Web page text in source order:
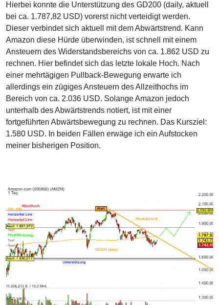
Hierbei konnte die Unterstützung des GD200 (daily, aktuell
bei ca. 1.787,82 USD) vorerst nicht verteidigt werden.
Dieser verbindet sich aktuell mit dem Abwärtstrend. Kann
Amazon diese Hürde überwinden, ist schnell mit einem
Ansteuern des Widerstandsbereichs von ca. 1.862 USD zu
rechnen. Hier befindet sich das letzte lokale Hoch. Nach
einer mehrtägigen Pullback-Bewegung erwarte ich
allerdings ein zügiges Ansteuern des Allzeithochs im
Bereich von ca. 2.036 USD. Solange Amazon jedoch
unterhalb des Abwärtstrends notiert, ist mit einer
fortgeführten Abwärtsbewegung zu rechnen. Das Kursziel:
1.580 USD. In beiden Fällen erwäge ich ein Aufstocken
meiner bisherigen Position.